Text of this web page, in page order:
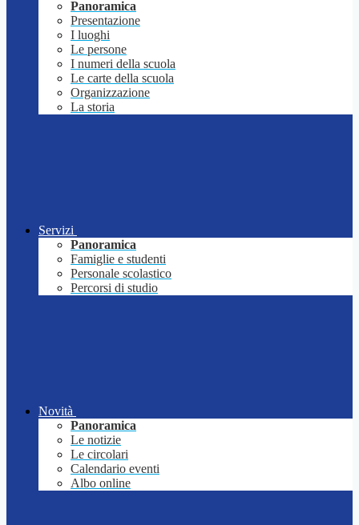
Panoramica
Presentazione
I luoghi
Le persone
I numeri della scuola
Le carte della scuola
Organizzazione
La storia
Servizi
Panoramica
Famiglie e studenti
Personale scolastico
Percorsi di studio
Novità
Panoramica
Le notizie
Le circolari
Calendario eventi
Albo online